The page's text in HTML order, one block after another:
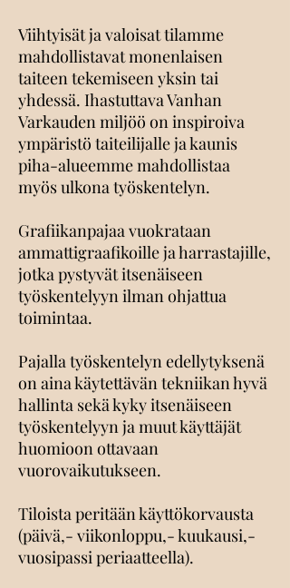
​Viihtyisät ja valoisat tilamme
mahdollistavat monenlaisen
taiteen tekemiseen yksin tai
yhdessä. Ihastuttava Vanhan
Varkauden miljöö on inspiroiva
ympäristö taiteilijalle ja kaunis
piha-alueemme mahdollistaa
myös ulkona työskentelyn.
Grafiikanpajaa vuokrataan
ammattigraafikoille ja harrastajille,
jotka pystyvät itsenäiseen
työskentelyyn ilman ohjattua
toimintaa.
Pajalla työskentelyn edellytyksenä
on aina käytettävän tekniikan hyvä
hallinta sekä kyky itsenäiseen
työskentelyyn ja muut käyttäjät
huomioon ottavaan
vuorovaikutukseen.
Tiloista peritään käyttökorvausta
(päivä,- viikonloppu,- kuukausi,-
vuosipassi periaatteella).